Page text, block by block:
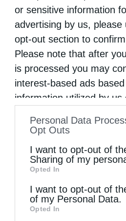
or sensitive information
advertising by us, please
opt-out section to
Please note that after
is processed you may
interest-based ads
information utilized by us
to your opt-out. You may
information by third
of downstream
information may also be
third parties on theIAB’s
Downstream Participants
Personal Data
Opt Outs
I want to opt-out of
Sharing of my
Opted In
I want to opt-out of
of my Personal Data.
Opted In
Μητροπόλεις
Διακονία χριστιανικῆς
ευρώ στη μητρόπολη
απόchristina 24 Δεκεμβρίου 2020
Ἡ διακονία τῆς
ἐκδηλώνεται πάντοτε ὡς
ἐλπίδος καί ἀγάπης.
μάλιστα ἐμπράκτως
προσφέρει καί ἡ